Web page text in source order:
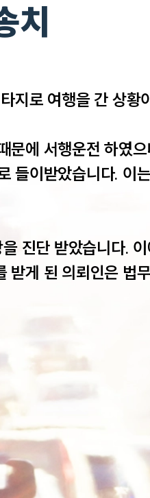
치
지로 여행을 간 상황
문에 서행운전 하였
들이받았습니다. 이
진단 받았습니다.
받게 된 의뢰인은 법